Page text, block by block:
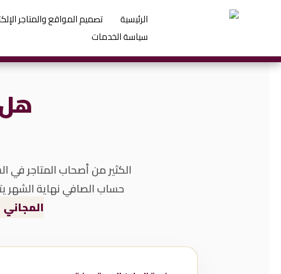
الرئيسية تصميم المواقع والمتاجر
سياسة الخدمات
الكثير من أصحاب المتاجر في
حساب الصافي نهاية الشهر
المجاني